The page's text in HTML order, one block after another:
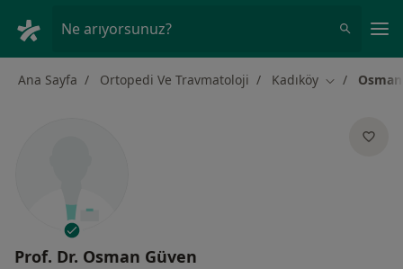
Ne arıyorsunuz?
Ana Sayfa Ortopedi Ve Travmatoloji Kadıköy Şehir
Prof. Dr. Osman Güven